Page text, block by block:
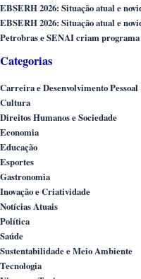
EBSERH 2026: Situação atual e
EBSERH 2026: Situação atual e
Petrobras e SENAI criam
Categorias
Carreira e Desenvolvimento Pessoal
Cultura
Direitos Humanos e Sociedade
Economia
Educação
Esportes
Gastronomia
Inovação e Criatividade
Notícias Atuais
Política
Saúde
Sustentabilidade e Meio Ambiente
Tecnologia